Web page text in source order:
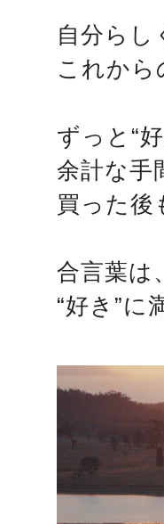
自分らし
これから
ずっと“
余計な手
買った後
合言葉は
“好き”に